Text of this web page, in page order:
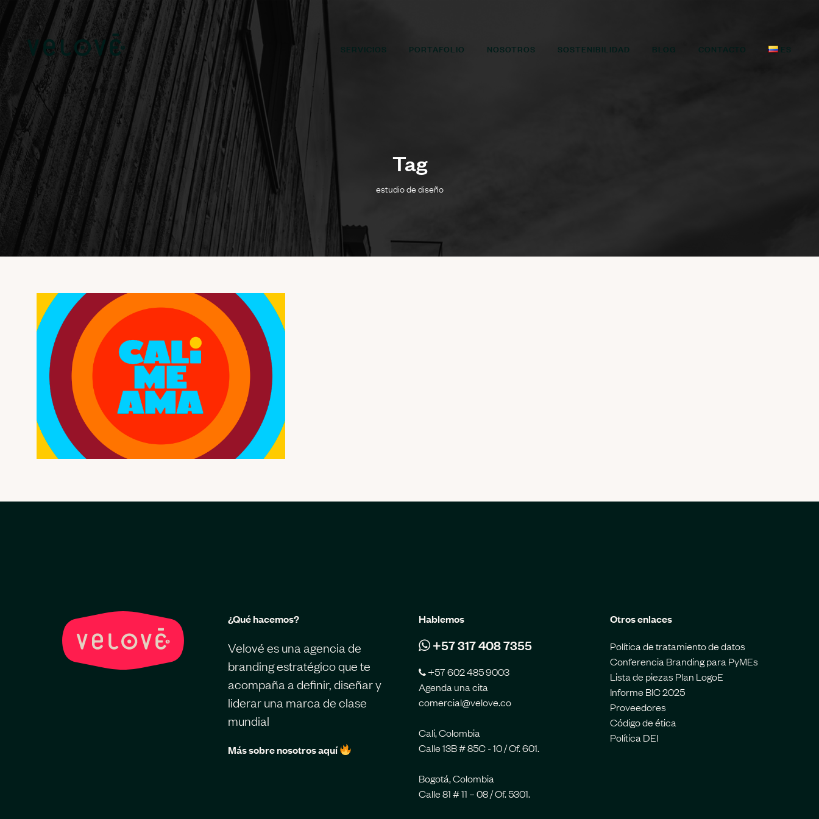
SERVICIOS PORTAFOLIO NOSOTROS SOSTENIBILIDAD BLOG CONTACTO ES
Tag
estudio de diseño
¿Qué hacemos?
Velové es una agencia de
branding estratégico que te
acompaña a definir, diseñar y
liderar una marca de clase
mundial
Más sobre nosotros aquí
Hablemos
+57 317 408 7355
+57 602 485 9003
Agenda una cita
comercial@velove.co
Cali, Colombia
Calle 13B # 85C - 10 / Of. 601.
Bogotá, Colombia
Calle 81 # 11 – 08 / Of. 5301.
Otros enlaces
Política de tratamiento de datos
Conferencia Branding para PyMEs
Lista de piezas Plan LogoE
Informe BIC 2025
Proveedores
Código de ética
Política DEI